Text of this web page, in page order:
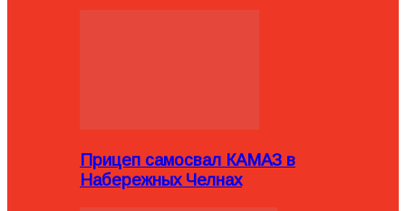
Прицеп самосвал КАМАЗ в
Набережных Челнах